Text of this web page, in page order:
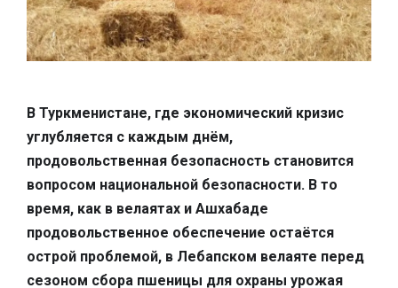
В Туркменистане, где экономический кризис
углубляется с каждым днём,
продовольственная безопасность становится
вопросом национальной безопасности. В то
время, как в велаятах и Ашхабаде
продовольственное обеспечение остаётся
острой проблемой, в Лебапском велаяте перед
сезоном сбора пшеницы для охраны урожая